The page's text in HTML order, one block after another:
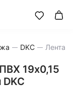
DKC Лента
19x0,15